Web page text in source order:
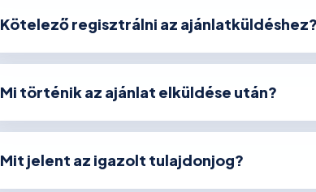
Kötelező regisztrálni az ajánlatküldéshez?
Mi történik az ajánlat elküldése után?
Mit jelent az igazolt tulajdonjog?